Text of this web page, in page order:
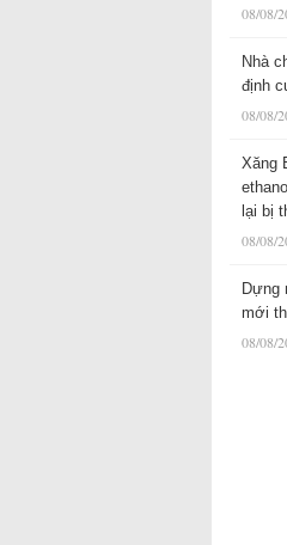
08/08/
Nhà
định
08/08/
Xăng
lại bị
08/08/
Dựng
mới
08/08/